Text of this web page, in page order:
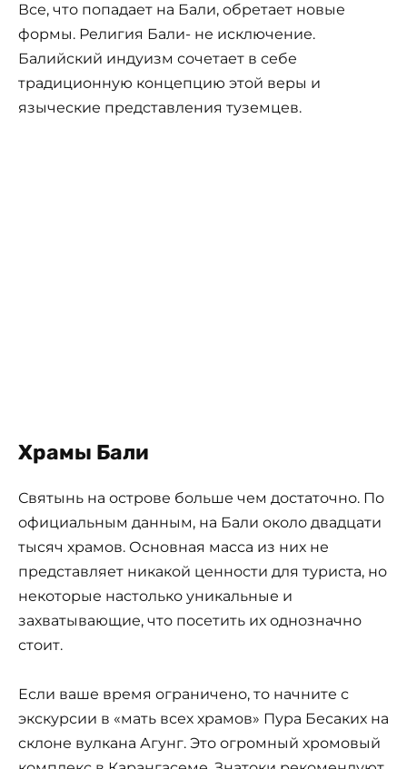
Все, что попадает на Бали, обретает новые
формы. Религия Бали- не исключение.
Балийский индуизм сочетает в себе
традиционную концепцию этой веры и
языческие представления туземцев.
Если ваше время ограничено, то начните с
экскурсии в «мать всех храмов» Пура Бесаких на
склоне вулкана Агунг. Это огромный хромовый
комплекс в Карангасеме. Знатоки рекомендуют
посещать его утром, но когда вы бы ни
Еще из обязательных к посещению – Храм
Таман Аюн. Он утопает в зелени местных садов
и, как считают балийцы, находится в центре
всего мироздания. А это однозначный повод